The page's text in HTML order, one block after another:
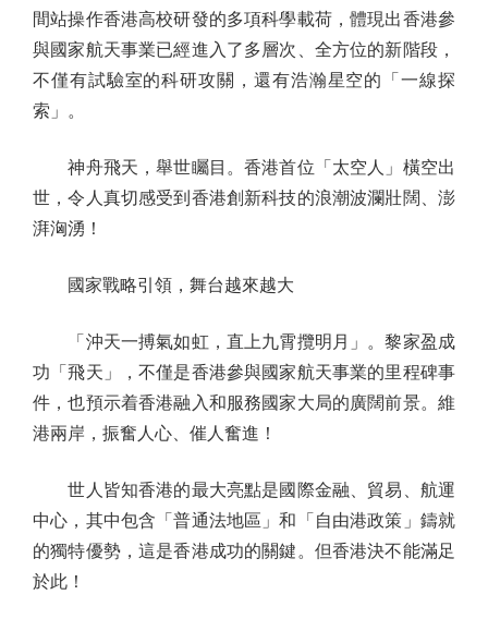
間站操作香港高校研發的多項科學載荷，體現出香港參
與國家航天事業已經進入了多層次、全方位的新階段，
不僅有試驗室的科研攻關，還有浩瀚星空的「一線探
索」。
神舟飛天，舉世矚目。香港首位「太空人」橫空出
世，令人真切感受到香港創新科技的浪潮波瀾壯闊、澎
湃洶湧！
國家戰略引領，舞台越來越大
「沖天一搏氣如虹，直上九霄攬明月」。黎家盈成
功「飛天」，不僅是香港參與國家航天事業的里程碑事
件，也預示着香港融入和服務國家大局的廣闊前景。維
港兩岸，振奮人心、催人奮進！
世人皆知香港的最大亮點是國際金融、貿易、航運
中心，其中包含「普通法地區」和「自由港政策」鑄就
的獨特優勢，這是香港成功的關鍵。但香港決不能滿足
於此！